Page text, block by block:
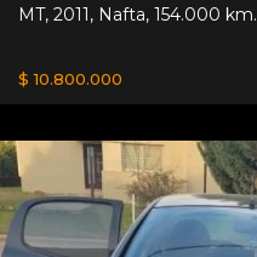
MT, 2011, Nafta, 154.000 km.
$ 10.800.000